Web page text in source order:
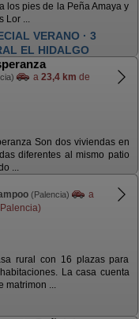
los pies de la Peña Amaya y
Lor ...
VERANO · 3
EL HIDALGO
a 23,4 km de
Son dos viviendas en
diferentes al mismo patio
...
(Palencia)
a
rural con 16 plazas para
La casa cuenta
matrimon ...